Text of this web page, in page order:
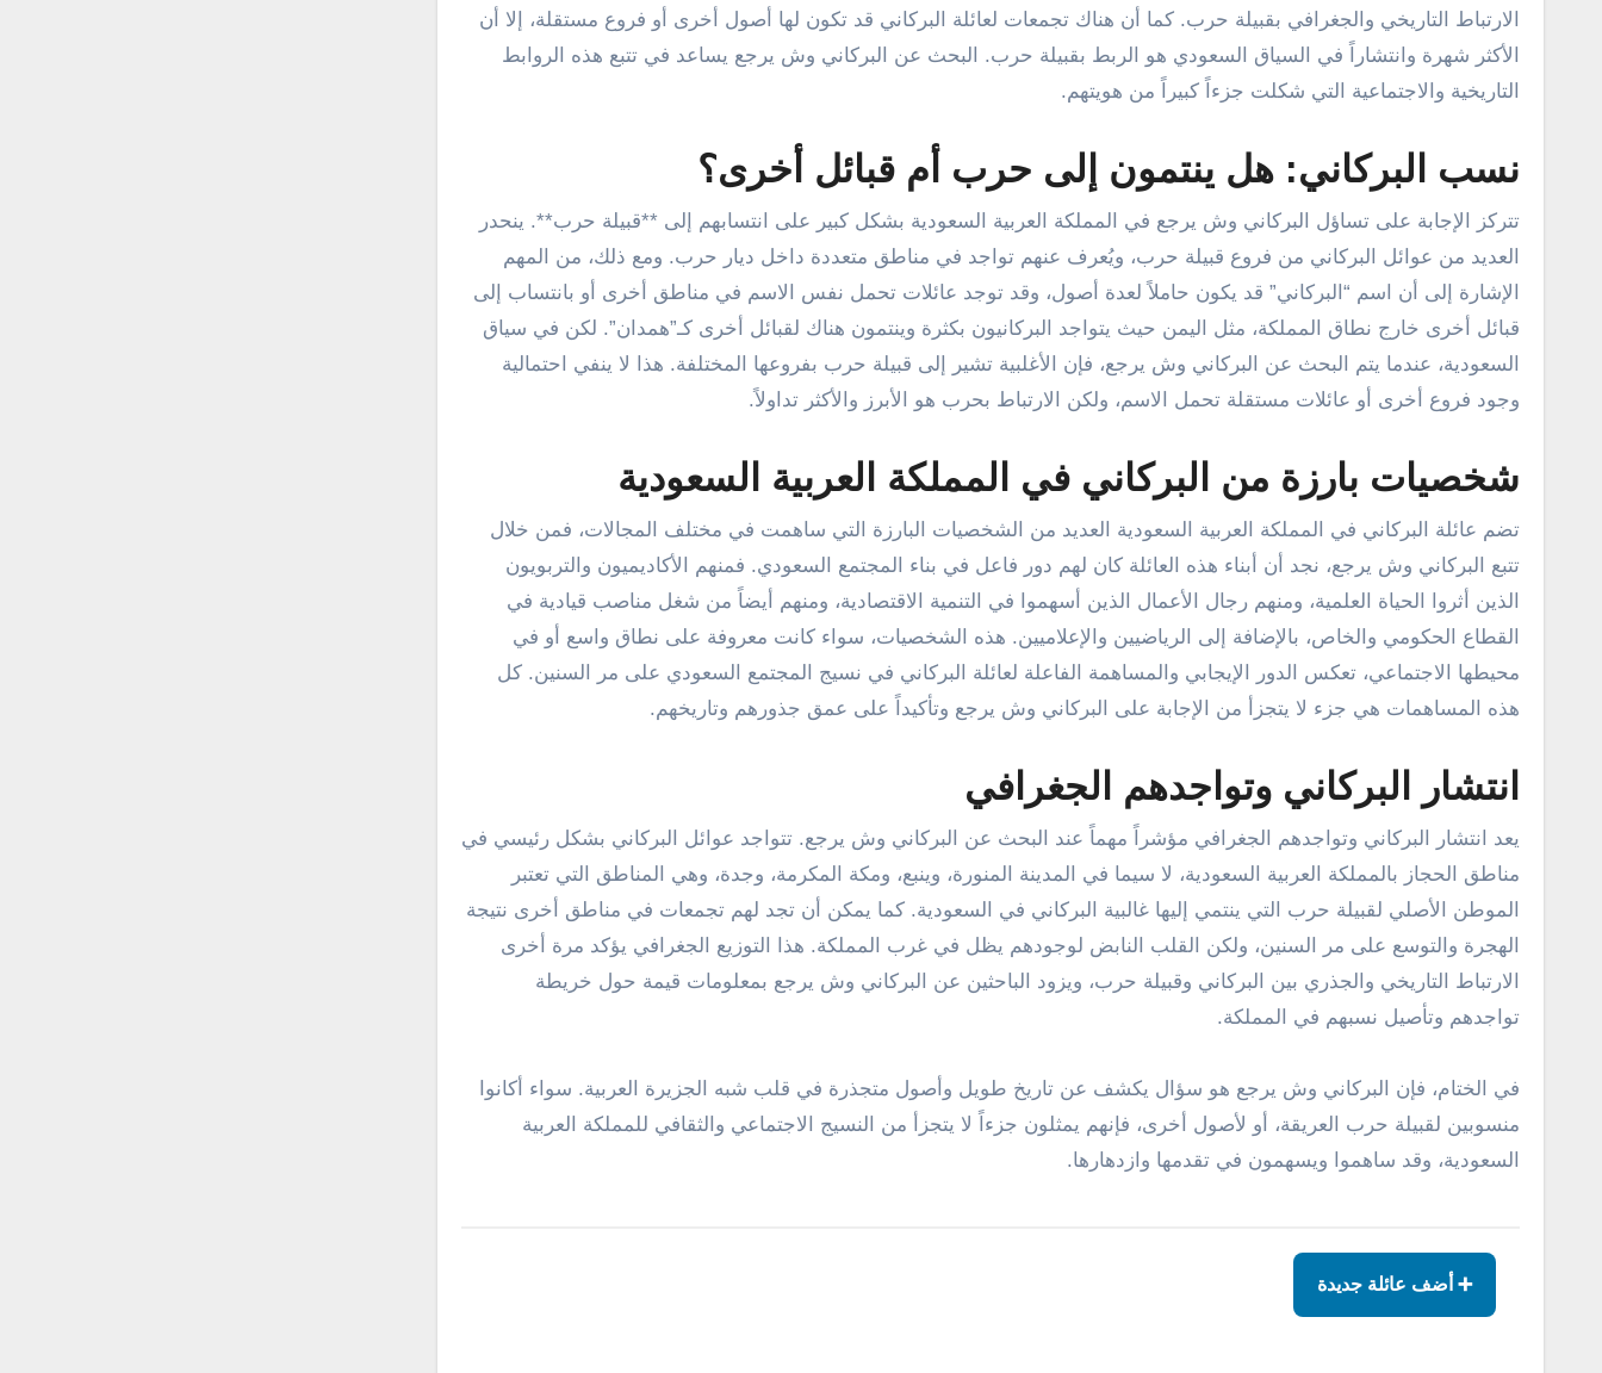
الارتباط التاريخي والجغرافي بقبيلة حرب. كما أن هناك تجمعات لعائلة البركاني قد تكون لها أصول أخرى أو فروع مستقلة، إلا أن
الأكثر شهرة وانتشاراً في السياق السعودي هو الربط بقبيلة حرب. البحث عن البركاني وش يرجع يساعد في تتبع هذه الروابط
التاريخية والاجتماعية التي شكلت جزءاً كبيراً من هويتهم.
نسب البركاني: هل ينتمون إلى حرب أم قبائل أخرى؟
تتركز الإجابة على تساؤل البركاني وش يرجع في المملكة العربية السعودية بشكل كبير على انتسابهم إلى **قبيلة حرب**. ينحدر
العديد من عوائل البركاني من فروع قبيلة حرب، ويُعرف عنهم تواجد في مناطق متعددة داخل ديار حرب. ومع ذلك، من المهم
الإشارة إلى أن اسم “البركاني” قد يكون حاملاً لعدة أصول، وقد توجد عائلات تحمل نفس الاسم في مناطق أخرى أو بانتساب إلى
قبائل أخرى خارج نطاق المملكة، مثل اليمن حيث يتواجد البركانيون بكثرة وينتمون هناك لقبائل أخرى كـ”همدان”. لكن في سياق
السعودية، عندما يتم البحث عن البركاني وش يرجع، فإن الأغلبية تشير إلى قبيلة حرب بفروعها المختلفة. هذا لا ينفي احتمالية
وجود فروع أخرى أو عائلات مستقلة تحمل الاسم، ولكن الارتباط بحرب هو الأبرز والأكثر تداولاً.
شخصيات بارزة من البركاني في المملكة العربية السعودية
تضم عائلة البركاني في المملكة العربية السعودية العديد من الشخصيات البارزة التي ساهمت في مختلف المجالات، فمن خلال
تتبع البركاني وش يرجع، نجد أن أبناء هذه العائلة كان لهم دور فاعل في بناء المجتمع السعودي. فمنهم الأكاديميون والتربويون
الذين أثروا الحياة العلمية، ومنهم رجال الأعمال الذين أسهموا في التنمية الاقتصادية، ومنهم أيضاً من شغل مناصب قيادية في
القطاع الحكومي والخاص، بالإضافة إلى الرياضيين والإعلاميين. هذه الشخصيات، سواء كانت معروفة على نطاق واسع أو في
محيطها الاجتماعي، تعكس الدور الإيجابي والمساهمة الفاعلة لعائلة البركاني في نسيج المجتمع السعودي على مر السنين. كل
هذه المساهمات هي جزء لا يتجزأ من الإجابة على البركاني وش يرجع وتأكيداً على عمق جذورهم وتاريخهم.
انتشار البركاني وتواجدهم الجغرافي
يعد انتشار البركاني وتواجدهم الجغرافي مؤشراً مهماً عند البحث عن البركاني وش يرجع. تتواجد عوائل البركاني بشكل رئيسي في
مناطق الحجاز بالمملكة العربية السعودية، لا سيما في المدينة المنورة، وينبع، ومكة المكرمة، وجدة، وهي المناطق التي تعتبر
الموطن الأصلي لقبيلة حرب التي ينتمي إليها غالبية البركاني في السعودية. كما يمكن أن تجد لهم تجمعات في مناطق أخرى نتيجة
الهجرة والتوسع على مر السنين، ولكن القلب النابض لوجودهم يظل في غرب المملكة. هذا التوزيع الجغرافي يؤكد مرة أخرى
الارتباط التاريخي والجذري بين البركاني وقبيلة حرب، ويزود الباحثين عن البركاني وش يرجع بمعلومات قيمة حول خريطة
تواجدهم وتأصيل نسبهم في المملكة.
في الختام، فإن البركاني وش يرجع هو سؤال يكشف عن تاريخ طويل وأصول متجذرة في قلب شبه الجزيرة العربية. سواء أكانوا
منسوبين لقبيلة حرب العريقة، أو لأصول أخرى، فإنهم يمثلون جزءاً لا يتجزأ من النسيج الاجتماعي والثقافي للمملكة العربية
السعودية، وقد ساهموا ويسهمون في تقدمها وازدهارها.
➕ أضف عائلة جديدة